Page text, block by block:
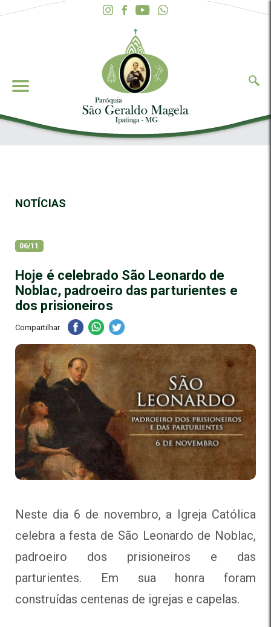
NOTÍCIAS
06/11
Hoje é celebrado São Leonardo de
Noblac, padroeiro das parturientes e
dos prisioneiros
Compartilhar
Neste dia 6 de novembro, a Igreja Católica
celebra a festa de São Leonardo de Noblac,
padroeiro dos prisioneiros e das
parturientes. Em sua honra foram
construídas centenas de igrejas e capelas.